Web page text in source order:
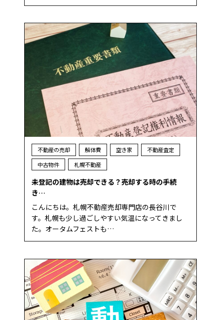
不動産の売却 解体費 空き家
不動産査定
中古物件
札幌不動産
未登記の建物は売却できる？売却する時の手続
き…
こんにちは。札幌不動産売却専門店の長谷川で
す。札幌も少し過ごしやすい気温になってきまし
た。オータムフェストも…